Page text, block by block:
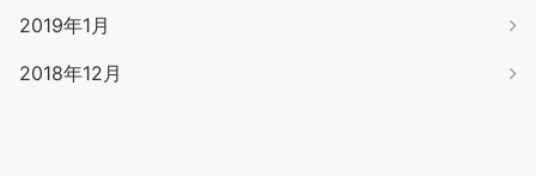
2019年1月
2018年12月